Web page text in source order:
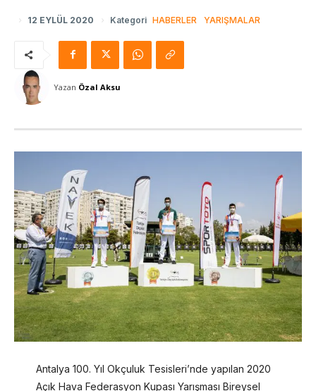
12 EYLÜL 2020 Kategori HABERLER YARIŞMALAR
Yazan Özal Aksu
Antalya 100. Yıl Okçuluk Tesisleri’nde yapılan 2020
Açık Hava Federasyon Kupası Yarışması Bireysel